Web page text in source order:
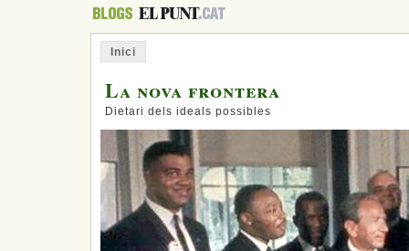
Inici
La nova frontera
Dietari dels ideals possibles